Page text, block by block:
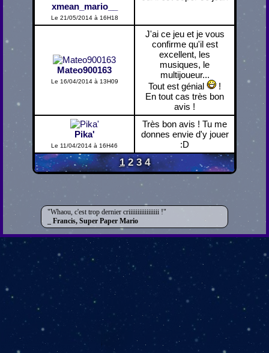
xmean_mario__
Le 21/05/2014 à 16H18
Mateo900163
Le 16/04/2014 à 13H09
J'ai ce jeu et je vous
confirme qu'il est
excellent, les
musiques, le
multijoueur...
Tout est génial
!
En tout cas très bon
avis !
Pika'
Le 11/04/2014 à 16H46
Très bon avis ! Tu me
donnes envie d'y jouer
:D
1 2 3 4
Whaou, c'est trop dernier criiiiiiiiiiiiiiiii !
Francis, Super Paper Mario